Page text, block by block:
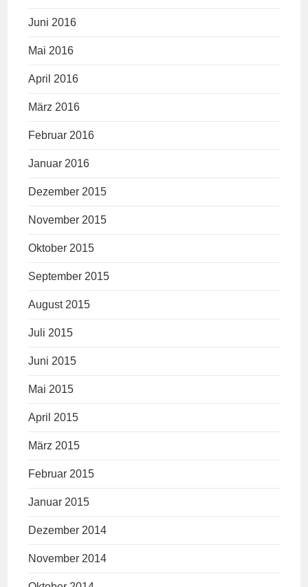
Juni 2016
Mai 2016
April 2016
März 2016
Februar 2016
Januar 2016
Dezember 2015
November 2015
Oktober 2015
September 2015
August 2015
Juli 2015
Juni 2015
Mai 2015
April 2015
März 2015
Februar 2015
Januar 2015
Dezember 2014
November 2014